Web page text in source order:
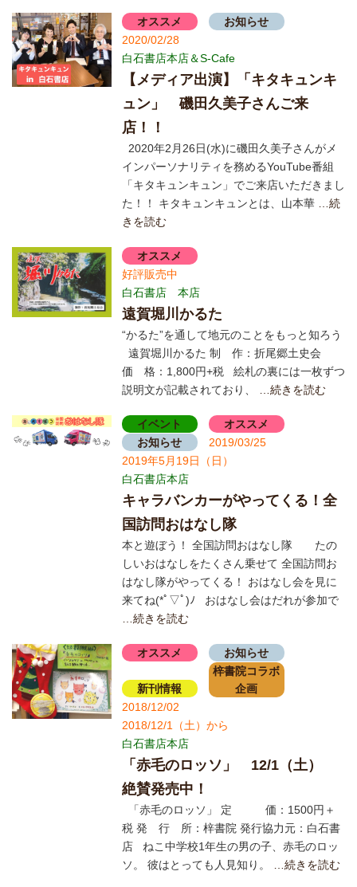
オススメ
お知らせ
2020/02/28
白石書店本店＆S-Cafe
【メディア出演】「キタキュンキ
ュン」 磯田久美子さんご来
店！！
2020年2月26日(水)に磯田久美子さんがメ
インパーソナリティを務めるYouTube番組
「キタキュンキュン」でご来店いただきまし
た！！ キタキュンキュンとは、山本華…続
きを読む
オススメ
好評販売中
白石書店 本店
遠賀堀川かるた
“かるた”を通して地元のことをもっと知ろう
遠賀堀川かるた 制 作：折尾郷土史会
価 格：1,800円+税 絵札の裏には一枚ずつ
説明文が記載されており、
…続きを読む
イベント
オススメ
お知らせ
2019/03/25
2019年5月19日（日）
白石書店本店
キャラバンカーがやってくる！全
国訪問おはなし隊
本と遊ぼう！ 全国訪問おはなし隊 たの
しいおはなしをたくさん乗せて 全国訪問お
はなし隊がやってくる！ おはなし会を見に
来てね(*ﾟ▽ﾟ)ﾉ おはなし会はだれが参加で
…続きを読む
オススメ お知らせ
新刊情報
梓書院コラボ
企画
2018/12/02
2018/12/1（土）から
白石書店本店
「赤毛のロッソ」 12/1（土）
絶賛発売中！
「赤毛のロッソ」 定 価：1500円＋
税 発 行 所：梓書院 発行協力元：白石書
店 ねこ中学校1年生の男の子、赤毛のロッ
ソ。 彼はとっても人見知り。
…続きを読む